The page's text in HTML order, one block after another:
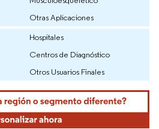
Otras Aplicaciones
Hospitales
Centros de Diagnóstico
Otros Usuarios Finales